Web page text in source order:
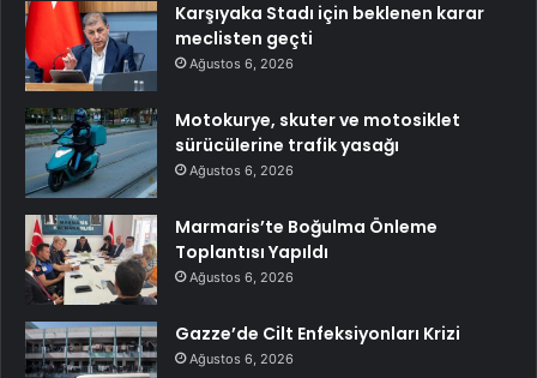
Karşıyaka Stadı için beklenen karar
meclisten geçti
Ağustos 6, 2026
Motokurye, skuter ve motosiklet
sürücülerine trafik yasağı
Ağustos 6, 2026
Marmaris’te Boğulma Önleme
Toplantısı Yapıldı
Ağustos 6, 2026
Gazze’de Cilt Enfeksiyonları Krizi
Ağustos 6, 2026